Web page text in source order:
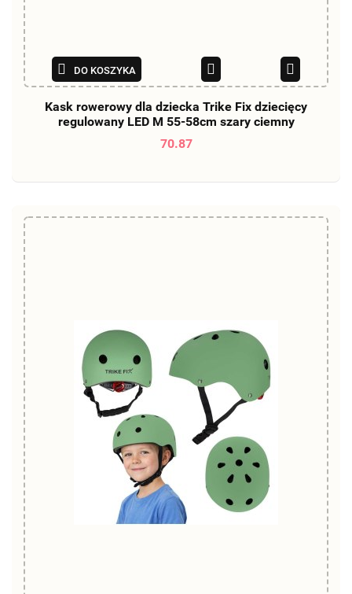
DO KOSZYKA
Kask rowerowy dla dziecka Trike Fix dziecięcy
regulowany LED M 55-58cm szary ciemny
70.87